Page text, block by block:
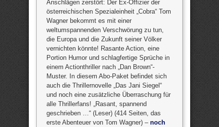
Anschlägen zerstört: Der Ex-Offizier der
österreichischen Spezialeinheit „Cobra“ Tom
Wagner bekommt es mit einer
weltumspannenden Verschwörung zu tun,
die Europa und die Zukunft seiner Völker
vernichten könnte! Rasante Action, eine
Portion Humor und schlagfertige Sprüche in
einem Actionthriller nach „Dan Brown“-
Muster. In diesem Abo-Paket befindet sich
auch die Thrillernovelle „Das Jani Siegel“
und noch eine zusätzliche Überraschung für
alle Thrillerfans! „Rasant, spannend
geschrieben …“ (Leser) (414 Seiten, das
erste Abenteuer von Tom Wagner) – noch